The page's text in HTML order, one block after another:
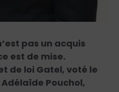
pas un acquis
est de mise.
de loi Gatel, voté le
Pouchol,